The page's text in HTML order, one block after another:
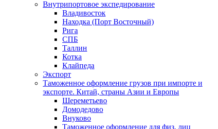
Внутрипортовое экспедирование
Владивосток
Находка (Порт Восточный)
Рига
СПБ
Таллин
Котка
Клайпеда
Экспорт
Таможенное оформление грузов при импорте и
экспорте. Китай, страны Азии и Европы
Шереметьево
Домодедово
Внуково
Таможенное оформление для физ. лиц